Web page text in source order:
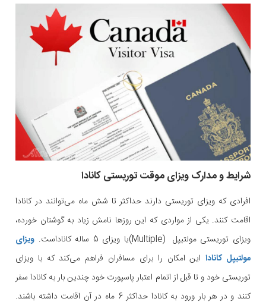
شرایط و مدارک ویزای موقت توریستی کانادا
افرادی که ویزای توریستی دارند حداکثر تا شش ماه می‌توانند در کانادا
اقامت کنند. یکی از مواردی که این روزها نامش زیاد به گوشتان خورده،
ویزای توریستی مولتیپل (Multiple)یا ویزای 5 ساله کاناداست.
ویزای
مولتیپل کانادااین امکان را برای مسافران فراهم می‌کند که با ویزای
توریستی خود و تا قبل از اتمام اعتبار پاسپورت خود چندین بار به کانادا سفر
کنند و در هر بار ورود به کانادا حداکثر 6 ماه در آن اقامت داشته باشند.